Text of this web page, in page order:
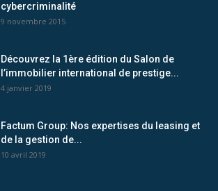
cybercriminalité
9 novembre 2015
Découvrez la 1ère édition du Salon de
l’immobilier international de prestige...
4 janvier 2019
Factum Group: Nos expertises du leasing et
de la gestion de...
10 avril 2019